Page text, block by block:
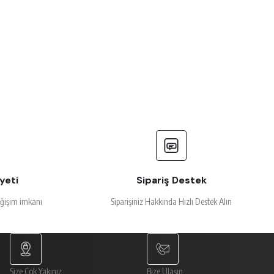
imkanı
Sipariş Destek
Siparişiniz Hakkında Hızlı Destek Alın
Size Çok Yakınız Bize Ulaşın